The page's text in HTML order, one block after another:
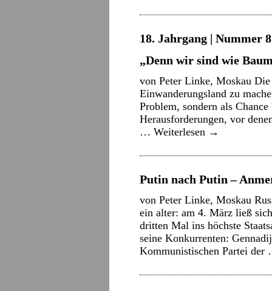
18. Jahrgang | Nummer
„Denn wir sind wie
von Peter Linke, Moskau
Einwanderungsland zu
Problem, sondern als
Herausforderungen, vor
… Weiterlesen →
Putin nach Putin –
von Peter Linke, Moskau
ein alter: am 4. März ließ
dritten Mal ins höchste
seine Konkurrenten:
Kommunistischen Partei